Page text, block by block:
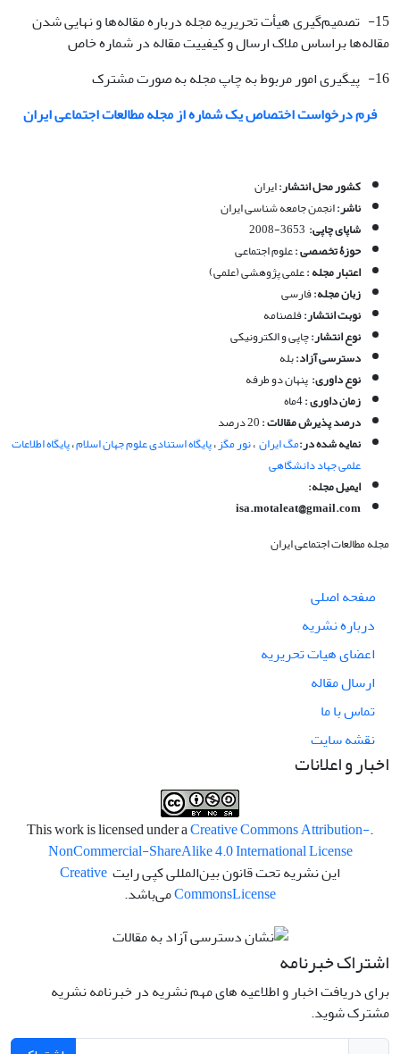
15- تصمیم‌گیری هیأت تحریریه مجله درباره مقاله‌ها و نهایی شدن
مقاله‌ها براساس ملاک ارسال و کیفییت مقاله در شماره خاص
16- پیگیری امور مربوط به چاپ مجله به صورت مشترک
فرم درخواست اختصاص یک شماره از مجله مطالعات اجتماعی ایران
کشور محل انتشار:ایران
ناشر:انجمن جامعه­ شناسی ایران
شاپای چاپی:
حوزۀ تخصصی :علوم اجتماعی
اعتبار مجله :علمی پژوهشی (علمی)
زبان مجله:فارسی
نوبت انتشار:فلصنامه
نوع انتشار:چاپی و الکترونیکی
دسترسی آزاد:بله
نوع داوری: پنهان دو طرفه
زمان داوری :
درصد پذیرش مقالات :
نمایه شده در:مگ ایران،نور مگز،پایگاه استنادی علوم جهان اسلام،پایگاه اطلاعات
علمی جهاد دانشگاهی
ایمیل مجله:
isa.motaleat@gmail.com
مجله مطالعات اجتماعی ایران
صفحه اصلی
درباره نشریه
اعضای هیات تحریریه
ارسال مقاله
تماس با ما
نقشه سایت
اخبار و اعلانات
.This work is licensed under a
Creative Commons Attribution-
NonCommercial-ShareAlike 4.0 International License
این نشریه تحت قانون بین‌المللی کپی رایت Creative
CommonsLicense می‌باشد.
اشتراک خبرنامه
برای دریافت اخبار و اطلاعیه های مهم نشریه در خبرنامه نشریه
مشترک شوید.